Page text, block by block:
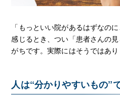
「もっといい院があるはずなの
感じるとき、つい「患者さんの
がちです。実際にはそうではあり
人は“分かりやすいもの”